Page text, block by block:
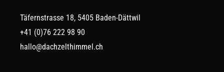
Täfernstrasse 18, 5405 Baden-Dättwil
+41 (0)76 222 98 90
hallo@dachzelthimmel.ch